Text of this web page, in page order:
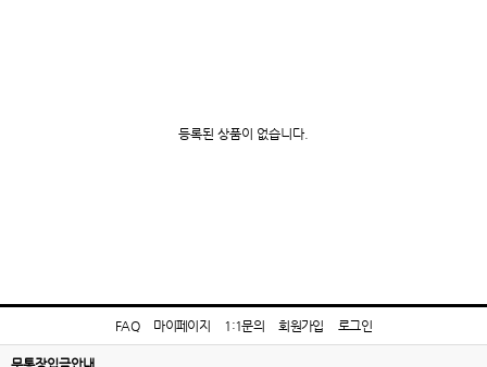
등록된 상품이 없습니다.
FAQ 마이페이지 1:1문의 회원가입 로그인